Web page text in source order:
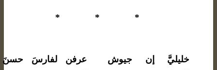
* * *
خليليَّ إن جيوش
عرفن لفارسَ حسنَ